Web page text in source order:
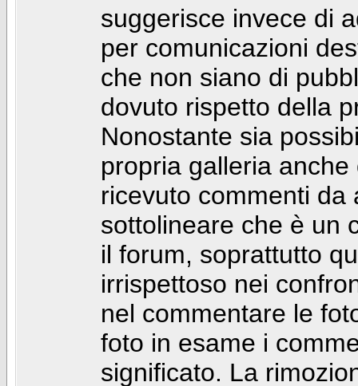
suggerisce invece di
per comunicazioni
che non siano di
dovuto rispetto della
Nonostante sia
propria galleria
ricevuto commenti da
sottolineare che è un
il forum, soprattutto
irrispettoso nei
nel commentare le
foto in esame i
significato. La